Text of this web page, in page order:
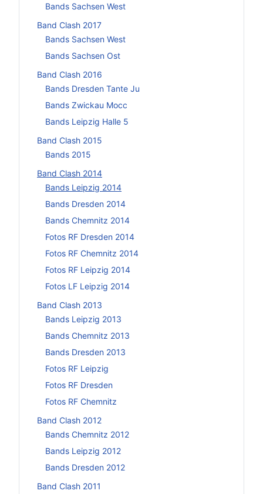
Bands Sachsen West
Band Clash 2017
Bands Sachsen West
Bands Sachsen Ost
Band Clash 2016
Bands Dresden Tante Ju
Bands Zwickau Mocc
Bands Leipzig Halle 5
Band Clash 2015
Bands 2015
Band Clash 2014
Bands Leipzig 2014
Bands Dresden 2014
Bands Chemnitz 2014
Fotos RF Dresden 2014
Fotos RF Chemnitz 2014
Fotos RF Leipzig 2014
Fotos LF Leipzig 2014
Band Clash 2013
Bands Leipzig 2013
Bands Chemnitz 2013
Bands Dresden 2013
Fotos RF Leipzig
Fotos RF Dresden
Fotos RF Chemnitz
Band Clash 2012
Bands Chemnitz 2012
Bands Leipzig 2012
Bands Dresden 2012
Band Clash 2011